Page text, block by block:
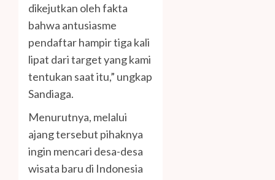
dikejutkan oleh fakta
bahwa antusiasme
pendaftar hampir tiga kali
lipat dari target yang kami
tentukan saat itu,” ungkap
Sandiaga.
Menurutnya, melalui
ajang tersebut pihaknya
ingin mencari desa-desa
wisata baru di Indonesia